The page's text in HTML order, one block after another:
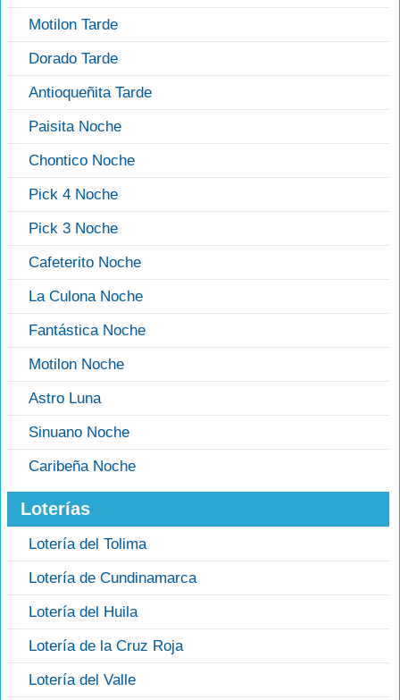
Motilon Tarde
Dorado Tarde
Antioqueñita Tarde
Paisita Noche
Chontico Noche
Pick 4 Noche
Pick 3 Noche
Cafeterito Noche
La Culona Noche
Fantástica Noche
Motilon Noche
Astro Luna
Sinuano Noche
Caribeña Noche
Loterías
Lotería del Tolima
Lotería de Cundinamarca
Lotería del Huila
Lotería de la Cruz Roja
Lotería del Valle